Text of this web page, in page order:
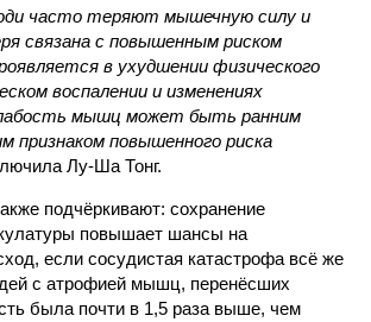
часто теряют мышечную силу и
связана с повышенным риском
в ухудшении физического
воспалении и изменениях
мышц может быть ранним
признаком повышенного риска
Лу-Ша Тонг.
подчёркивают: сохранение
повышает шансы на
если сосудистая катастрофа всё же
с атрофией мышц, перенёсших
была почти в 1,5 раза выше, чем